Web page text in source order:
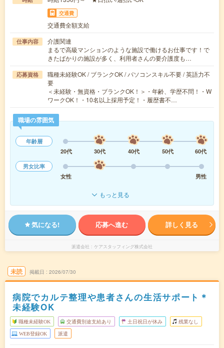
交通費
交通費全額支給
仕事内容
介護関連
まるで高級マンションのような施設で働けるお仕事です！で
きたばかりの施設が多く、利用者さんの要介護度も…
応募資格
職種未経験OK / ブランクOK / パソコンスキル不要 / 英語力不
要
＜未経験・無資格・ブランクOK！＞・年齢、学歴不問！・W
ワークOK！・10名以上採用予定！・履歴書不…
職場の雰囲気
年齢層
20代
30代 40代 50代
60代
男女比率
女性
男性
もっと見る
気になる! 応募へ進む 詳しく見る
派遣会社 ケアスタッフィング株式会社
未読 掲載日 2026/07/30
病院でカルテ整理や患者さんの生活サポート＊
未経験OK
職種未経験OK 交通費別途支給あり 土日祝日が休み 残業なし
WEB登録OK 派遣